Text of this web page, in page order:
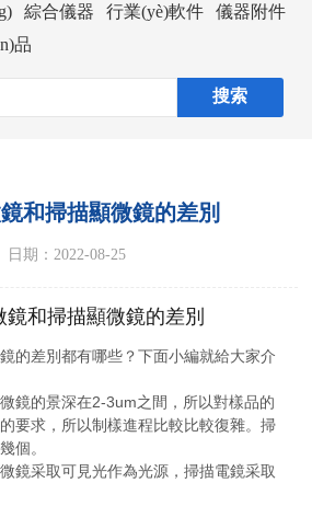
綜合儀器 行業(yè)軟件
儀器附件
品
和掃描顯微鏡的差別
日期：2022-08-25
鏡和掃描顯微鏡的差別
的差別都有哪些？下面小編就給大家介
微鏡的景深在2-3um之間，所以對樣品的
求，所以制樣進程比較比較復雜。掃
。
顯微鏡采取可見光作為光源，掃描電鏡采取